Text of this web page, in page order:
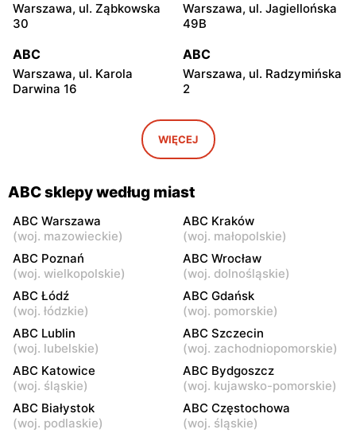
Warszawa, ul. Ząbkowska
30
Warszawa, ul. Jagiellońska
49B
ABC
Warszawa, ul. Karola
Darwina 16
ABC
Warszawa, ul. Radzymińska
2
ABC
Warszawa, ul. Białostocka
9
ABC
Warszawa, ul. Grochowska
321
ABC
ABC
Warszawa, ul. Kowieńska
20
ABC
Warszawa, ul. Chełmska 9
ABC
Warszawa, ul. Łochowska
39
ABC
Warszawa, ul. Pustola 23
ABC
Warszawa, ul. Staniewicka
24
ABC
Warszawa, ul. Ludwika
Kickiego 12
WIĘCEJ
ABC sklepy według miast
ABC Warszawa
(woj. mazowieckie)
ABC Kraków
(woj. małopolskie)
ABC Poznań
(woj. wielkopolskie)
ABC Wrocław
(woj. dolnośląskie)
ABC Łódź
(woj. łódzkie)
ABC Gdańsk
(woj. pomorskie)
ABC Lublin
(woj. lubelskie)
ABC Szczecin
(woj. zachodniopomorskie)
ABC Katowice
(woj. śląskie)
ABC Bydgoszcz
(woj. kujawsko-pomorskie)
ABC Białystok
(woj. podlaskie)
ABC Częstochowa
(woj. śląskie)